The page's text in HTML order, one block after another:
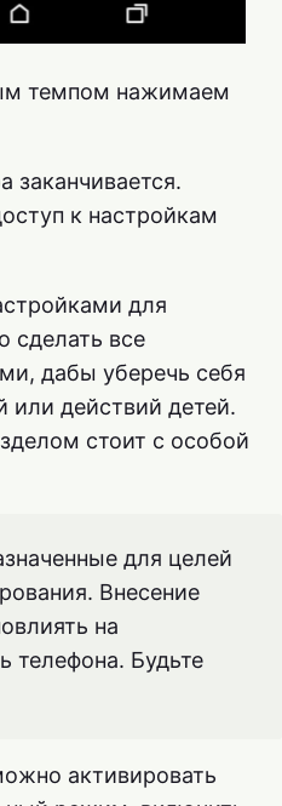
темпом нажимаем
заканчивается.
к настройкам
для
сделать все
дабы уберечь себя
или действий детей.
стоит с особой
для целей
Внесение
на
телефона. Будьте
активировать